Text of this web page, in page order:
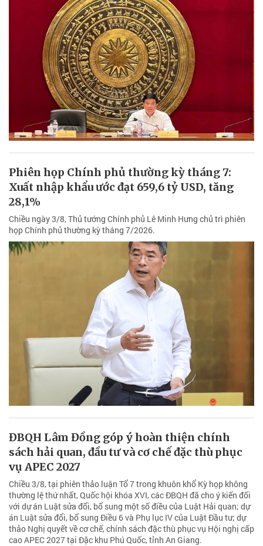
Phiên họp Chính phủ thường kỳ tháng 7:
Xuất nhập khẩu ước đạt 659,6 tỷ USD, tăng
28,1%
Chiều ngày 3/8, Thủ tướng Chính phủ Lê Minh Hưng chủ trì phiên
họp Chính phủ thường kỳ tháng 7/2026.
ĐBQH Lâm Đồng góp ý hoàn thiện chính
sách hải quan, đầu tư và cơ chế đặc thù phục
vụ APEC 2027
Chiều 3/8, tại phiên thảo luận Tổ 7 trong khuôn khổ Kỳ họp không
thường lệ thứ nhất, Quốc hội khóa XVI, các ĐBQH đã cho ý kiến đối
với dự án Luật sửa đổi, bổ sung một số điều của Luật Hải quan; dự
án Luật sửa đổi, bổ sung Điều 6 và Phụ lục IV của Luật Đầu tư; dự
thảo Nghị quyết về cơ chế, chính sách đặc thù phục vụ Hội nghị cấp
cao APEC 2027 tại Đặc khu Phú Quốc, tỉnh An Giang.